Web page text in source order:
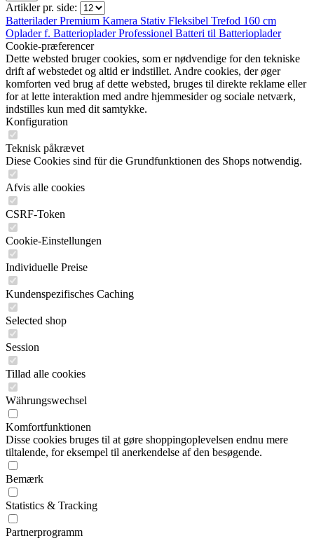
Artikler pr. side:
BatteriladerPremium Kamera Stativ Fleksibel Trefod 160 cm
Oplader f. BatteriopladerProfessionel Batteri til Batterioplader
Cookie-præferencer
Dette websted bruger cookies, som er nødvendige for den tekniske
drift af webstedet og altid er indstillet. Andre cookies, der øger
komforten ved brug af dette websted, bruges til direkte reklame eller
for at lette interaktion med andre hjemmesider og sociale netværk,
indstilles kun med dit samtykke.
Konfiguration
Teknisk påkrævet
Diese Cookies sind für die Grundfunktionen des Shops notwendig.
Afvis alle cookies
CSRF-Token
Cookie-Einstellungen
Individuelle Preise
Kundenspezifisches Caching
Selected shop
Session
Tillad alle cookies
Währungswechsel
Komfortfunktionen
Disse cookies bruges til at gøre shoppingoplevelsen endnu mere
tiltalende, for eksempel til anerkendelse af den besøgende.
Bemærk
Statistics & Tracking
Partnerprogramm